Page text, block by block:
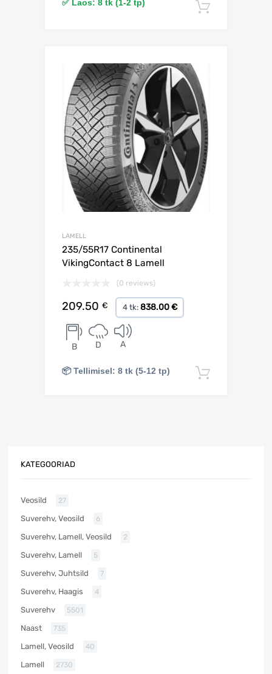
✅ Laos: 8 tk (1-2 tp)
LAMELL
235/55R17 Continental
VikingContact 8 Lamell
(0 reviews)
209.50 € 4 tk: 838.00 €
B D A
📦 Tellimisel: 8 tk (5-12 tp)
KATEGOORIAD
Veosild 27
Suverehv, Veosild 6
Suverehv, Lamell, Veosild 2
Suverehv, Lamell 5
Suverehv, Juhtsild 7
Suverehv, Haagis 4
Suverehv 5501
Naast 735
Lamell, Veosild 40
Lamell 2730